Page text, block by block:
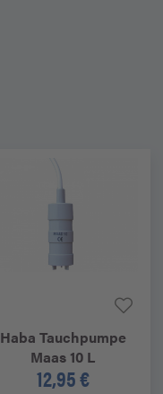
Haba Tauchpumpe
Maas 10 L
12,95 €